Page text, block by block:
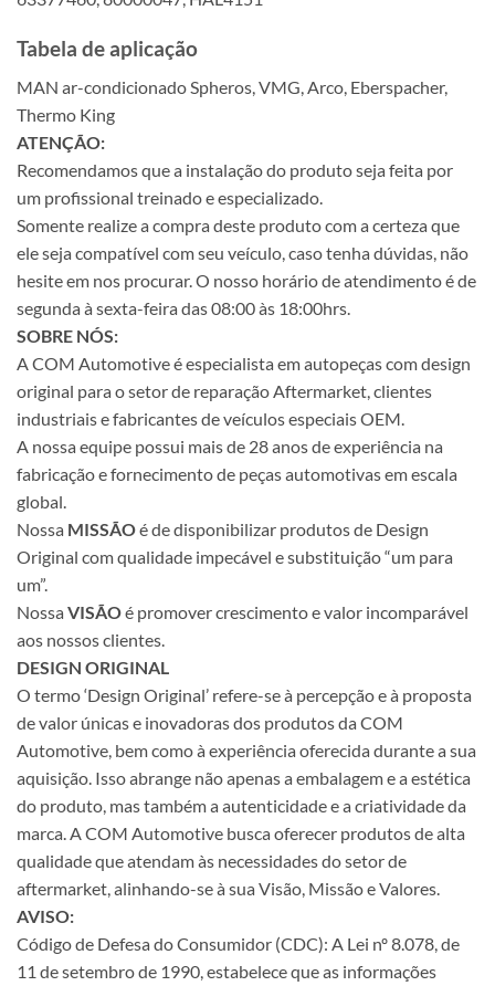
Tabela de aplicação
MAN ar-condicionado Spheros, VMG, Arco, Eberspacher,
Thermo King
ATENÇÃO:
Recomendamos que a instalação do produto seja feita por
um profissional treinado e especializado.
Somente realize a compra deste produto com a certeza que
ele seja compatível com seu veículo, caso tenha dúvidas, não
hesite em nos procurar. O nosso horário de atendimento é de
segunda à sexta-feira das 08:00 às 18:00hrs.
SOBRE NÓS:
A COM Automotive é especialista em autopeças com design
original para o setor de reparação Aftermarket, clientes
industriais e fabricantes de veículos especiais OEM.
A nossa equipe possui mais de 28 anos de experiência na
fabricação e fornecimento de peças automotivas em escala
global.
Nossa MISSÃOé de disponibilizar produtos de Design
Original com qualidade impecável e substituição “um para
um”.
Nossa VISÃOé promover crescimento e valor incomparável
aos nossos clientes.
DESIGN ORIGINAL
O termo ‘Design Original’ refere-se à percepção e à proposta
de valor únicas e inovadoras dos produtos da COM
Automotive, bem como à experiência oferecida durante a sua
aquisição. Isso abrange não apenas a embalagem e a estética
do produto, mas também a autenticidade e a criatividade da
marca. A COM Automotive busca oferecer produtos de alta
qualidade que atendam às necessidades do setor de
aftermarket, alinhando-se à sua Visão, Missão e Valores.
AVISO:
Código de Defesa do Consumidor (CDC): A Lei nº 8.078, de
11 de setembro de 1990, estabelece que as informações